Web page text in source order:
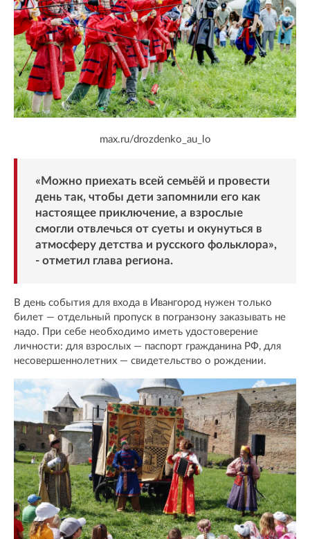
max.ru/drozdenko_au_lo
«Можно приехать всей семьёй и провести
день так, чтобы дети запомнили его как
настоящее приключение, а взрослые
смогли отвлечься от суеты и окунуться в
атмосферу детства и русского фольклора»,
- отметил глава региона.
В день события для входа в Ивангород нужен только
билет — отдельный пропуск в погранзону заказывать не
надо. При себе необходимо иметь удостоверение
личности: для взрослых — паспорт гражданина РФ, для
несовершеннолетних — свидетельство о рождении.